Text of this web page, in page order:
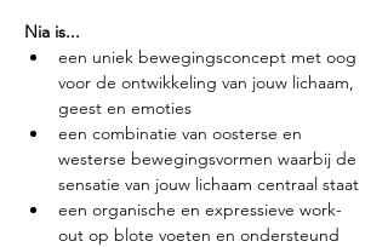
Nia is...
een uniek bewegingsconcept met oog
voor de ontwikkeling van jouw lichaam,
geest en emoties
een combinatie van oosterse en
westerse bewegingsvormen waarbij de
sensatie van jouw lichaam centraal staat
een organische en expressieve work-
out op blote voeten en ondersteund